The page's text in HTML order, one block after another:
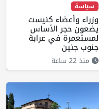
سياسة
وزراء وأعضاء كنيست
يضعون حجر الأساس
لمستعمرة في عرابة
جنوب جنين
منذ 22 ساعة